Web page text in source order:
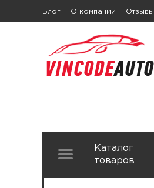
Блог О компании Отзывы
Каталог
товаров